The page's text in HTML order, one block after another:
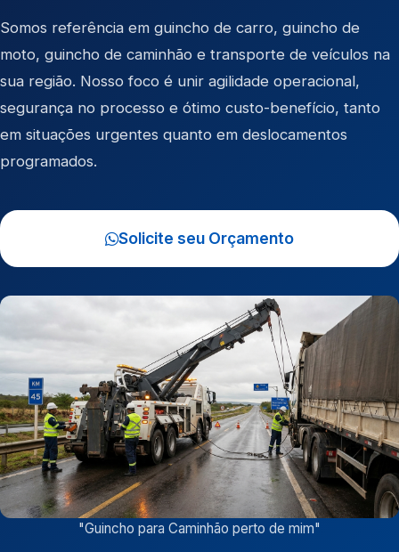
Somos referência em guincho de carro, guincho de
moto, guincho de caminhão e transporte de veículos na
sua região. Nosso foco é unir agilidade operacional,
segurança no processo e ótimo custo-benefício, tanto
em situações urgentes quanto em deslocamentos
programados.
Solicite seu Orçamento
"Guincho para Caminhão perto de mim"